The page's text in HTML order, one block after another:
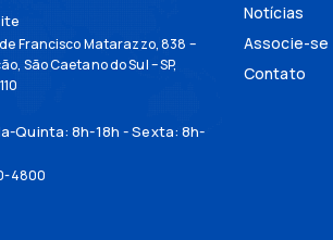
Francisco Matarazzo, 838 –
São Caetano do Sul – SP,
Quinta: 8h-18h - Sexta: 8h-
4800
Notícias
Associe-se
Contato